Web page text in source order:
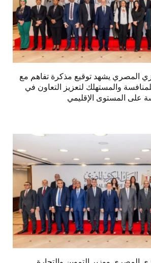
المصري يشهد توقيع مذكرة تفاهم مع
والمستهلك لتعزيز التعاون في
على المستوى الإقليمي